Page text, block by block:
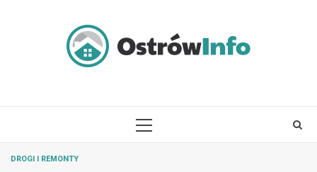
PRIMARY
DROGI I REMONTY